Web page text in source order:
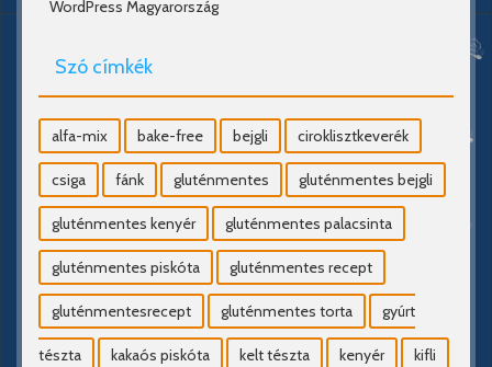
WordPress Magyarország
Szó címkék
alfa-mix bake-free bejgli ciroklisztkeverék
csiga fánk gluténmentes gluténmentes bejgli
gluténmentes kenyér gluténmentes palacsinta
gluténmentes piskóta gluténmentes recept
gluténmentesrecept gluténmentes torta gyúrt
tészta kakaós piskóta kelt tészta kenyér kifli